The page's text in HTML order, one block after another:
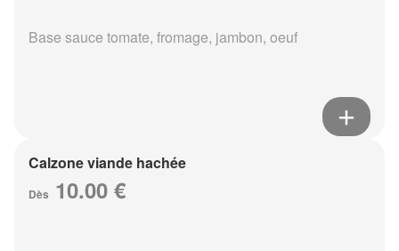
Base sauce tomate, fromage, jambon, oeuf
Calzone viande hachée
Dès 10.00 €